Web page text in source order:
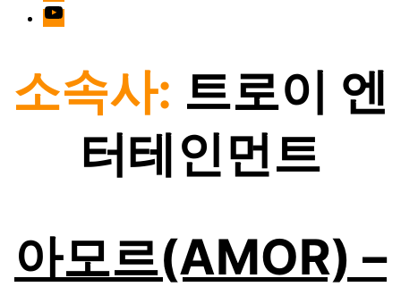
Youtube
소속사: 트로이 엔
터테인먼트
아모르(AMOR) –